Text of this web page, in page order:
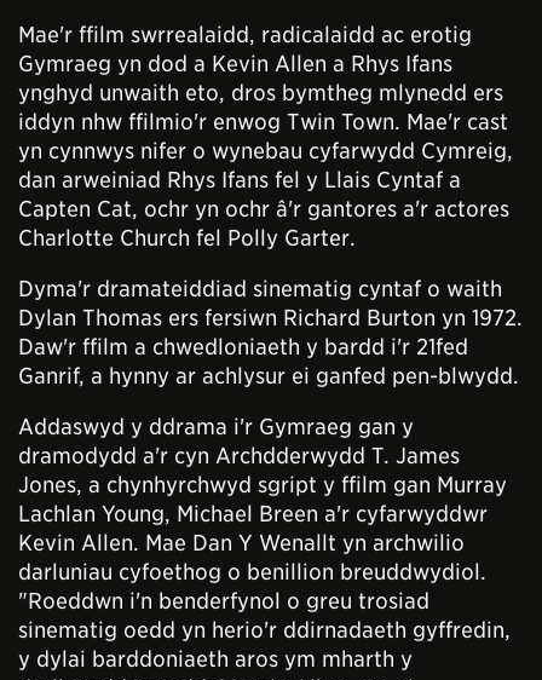
Mae'r ffilm swrrealaidd, radicalaidd ac erotig
Gymraeg yn dod a Kevin Allen a Rhys Ifans
ynghyd unwaith eto, dros bymtheg mlynedd ers
iddyn nhw ffilmio'r enwog Twin Town. Mae'r cast
yn cynnwys nifer o wynebau cyfarwydd Cymreig,
dan arweiniad Rhys Ifans fel y Llais Cyntaf a
Capten Cat, ochr yn ochr â'r gantores a'r actores
Charlotte Church fel Polly Garter.
Dyma'r dramateiddiad sinematig cyntaf o waith
Dylan Thomas ers fersiwn Richard Burton yn 1972.
Daw'r ffilm a chwedloniaeth y bardd i'r 21fed
Ganrif, a hynny ar achlysur ei ganfed pen-blwydd.
Addaswyd y ddrama i'r Gymraeg gan y
dramodydd a'r cyn Archdderwydd T. James
Jones, a chynhyrchwyd sgript y ffilm gan Murray
Lachlan Young, Michael Breen a'r cyfarwyddwr
Kevin Allen. Mae Dan Y Wenallt yn archwilio
darluniau cyfoethog o benillion breuddwydiol.
"Roeddwn i'n benderfynol o greu trosiad
sinematig oedd yn herio'r ddirnadaeth gyffredin,
y dylai barddoniaeth aros ym mharth y